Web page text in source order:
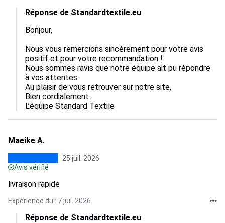
Réponse de Standardtextile.eu
Bonjour,
Nous vous remercions sincèrement pour votre avis
positif et pour votre recommandation !
Nous sommes ravis que notre équipe ait pu répondre
à vos attentes.
Au plaisir de vous retrouver sur notre site,
Bien cordialement.
L’équipe Standard Textile
Maeike A.
25 juil. 2026
Avis vérifié
livraison rapide
Expérience du : 7 juil. 2026
Réponse de Standardtextile.eu